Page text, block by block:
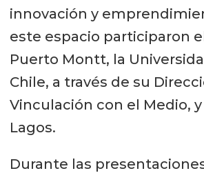
innovación y
este espacio participaron
Puerto Montt, la
Chile, a través de su
Vinculación con el Medio, y
Lagos.
Durante las